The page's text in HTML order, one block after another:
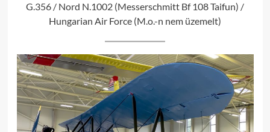
G.356 / Nord N.1002 (Messerschmitt Bf 108 Taifun) /
Hungarian Air Force (M.o.-n nem üzemelt)